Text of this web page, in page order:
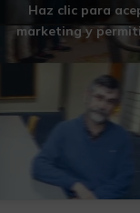
Haz clic para
marketing y